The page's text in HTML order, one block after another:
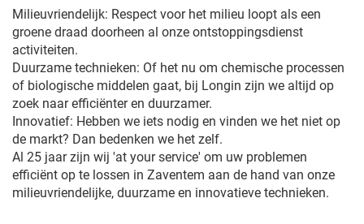
Milieuvriendelijk: Respect voor het milieu loopt als een
groene draad doorheen al onze ontstoppingsdienst
activiteiten.
Duurzame technieken: Of het nu om chemische processen
of biologische middelen gaat, bij Longin zijn we altijd op
zoek naar efficiënter en duurzamer.
Innovatief: Hebben we iets nodig en vinden we het niet op
de markt? Dan bedenken we het zelf.
Al 25 jaar zijn wij 'at your service' om uw problemen
efficiënt op te lossen in Zaventem aan de hand van onze
milieuvriendelijke, duurzame en innovatieve technieken.